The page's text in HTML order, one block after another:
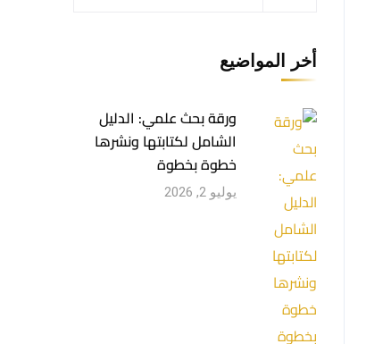
أخر المواضيع
ورقة بحث علمي: الدليل
الشامل لكتابتها ونشرها
خطوة بخطوة
يوليو 2, 2026